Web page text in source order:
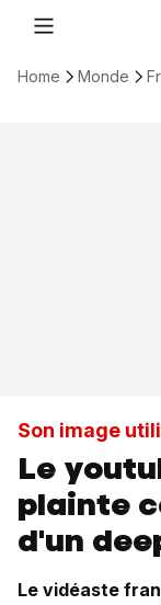
Home Monde
Son image
Le
plainte
d'un
Le vidéaste